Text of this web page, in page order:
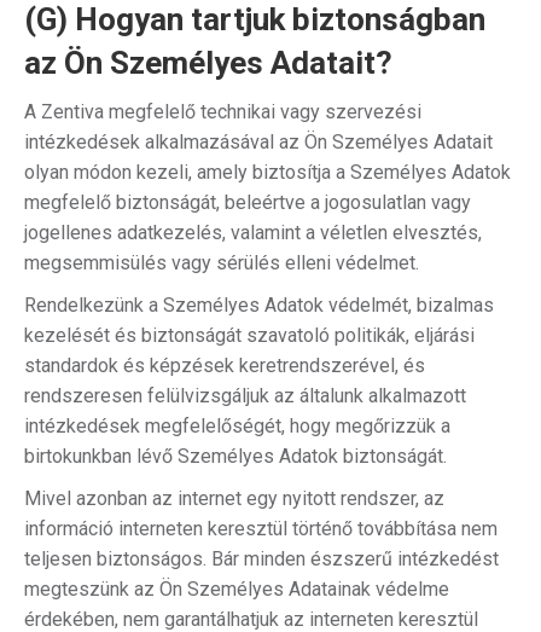
(G) Hogyan tartjuk biztonságban
az Ön Személyes Adatait?
A Zentiva megfelelő technikai vagy szervezési
intézkedések alkalmazásával az Ön Személyes Adatait
olyan módon kezeli, amely biztosítja a Személyes Adatok
megfelelő biztonságát, beleértve a jogosulatlan vagy
jogellenes adatkezelés, valamint a véletlen elvesztés,
megsemmisülés vagy sérülés elleni védelmet.
Rendelkezünk a Személyes Adatok védelmét, bizalmas
kezelését és biztonságát szavatoló politikák, eljárási
standardok és képzések keretrendszerével, és
rendszeresen felülvizsgáljuk az általunk alkalmazott
intézkedések megfelelőségét, hogy megőrizzük a
birtokunkban lévő Személyes Adatok biztonságát.
Mivel azonban az internet egy nyitott rendszer, az
információ interneten keresztül történő továbbítása nem
teljesen biztonságos. Bár minden észszerű intézkedést
megteszünk az Ön Személyes Adatainak védelme
érdekében, nem garantálhatjuk az interneten keresztül